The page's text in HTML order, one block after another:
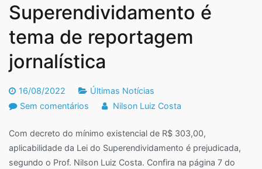
Superendividamento é
tema de reportagem
jornalística
16/08/2022
Últimas Notícias
Sem comentários
da
Lei
do
Nilson Luiz Costa
Com decreto do mínimo existencial de R$ 303,00,
aplicabilidade da Lei do Superendividamento é prejudicada,
segundo o Prof. Nilson Luiz Costa. Confira na página 7 do